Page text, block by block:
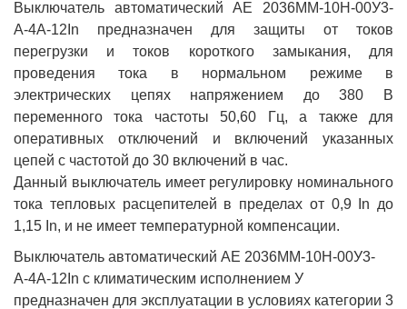
Выключатель автоматический АЕ 2036ММ-10Н-00У3-
А-4А-12In предназначен для защиты от токов
перегрузки и токов короткого замыкания, для
проведения тока в нормальном режиме в
электрических цепях напряжением до 380 В
переменного тока частоты 50,60 Гц, а также для
оперативных отключений и включений указанных
цепей с частотой до 30 включений в час.
Данный выключатель имеет регулировку номинального
тока тепловых расцепителей в пределах от 0,9 In до
1,15 In, и не имеет температурной компенсации.
Выключатель автоматический АЕ 2036ММ-10Н-00У3-
А-4А-12In с климатическим исполнением У
предназначен для эксплуатации в условиях категории 3